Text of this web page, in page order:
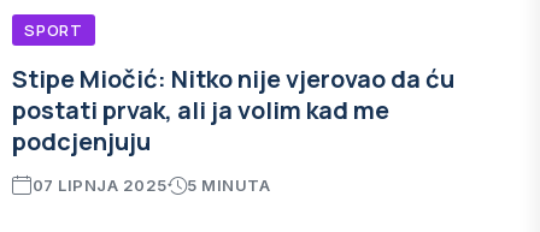
SPORT
Stipe Miočić: Nitko nije vjerovao da ću
postati prvak, ali ja volim kad me
podcjenjuju
07 LIPNJA 2025 5 MINUTA